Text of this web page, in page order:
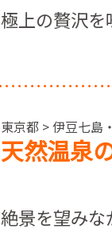
極上の贅沢を
東京都 > 伊豆七島
天然温泉
絶景を望み